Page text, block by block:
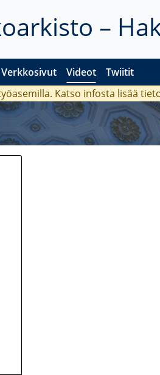
–
Verkkosivut Videot Twiitit
Katso infosta lisää